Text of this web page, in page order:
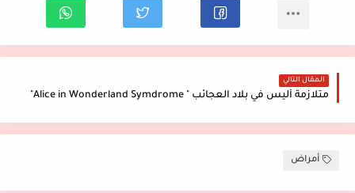
المقال التالي
متلازمة أليس في بلاد العجائب " Alice in Wonderland Symdrome"
أمراض